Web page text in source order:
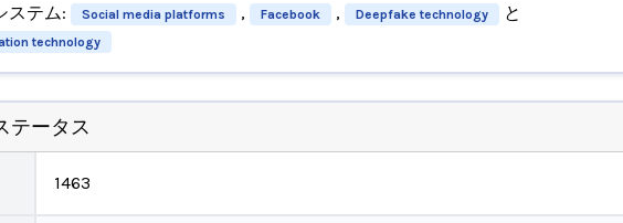
ステム:
Social media platforms , Facebook , Deepfake technology と
technology
テータス
1463